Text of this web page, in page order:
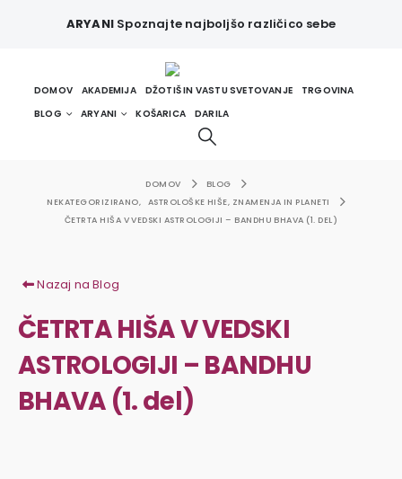
ARYANI Spoznajte najboljšo različico sebe
DOMOV AKADEMIJA DŽOTIŠ IN VASTU SVETOVANJE
TRGOVINA
BLOG
ARYANI KOŠARICA DARILA
DOMOV
BLOG
NEKATEGORIZIRANO,
ASTROLOŠKE HIŠE, ZNAMENJA IN PLANETI
ČETRTA HIŠA V VEDSKI ASTROLOGIJI – BANDHU BHAVA (1. DEL)
Nazaj na Blog
ČETRTA HIŠA V VEDSKI
ASTROLOGIJI – BANDHU
BHAVA (1. del)